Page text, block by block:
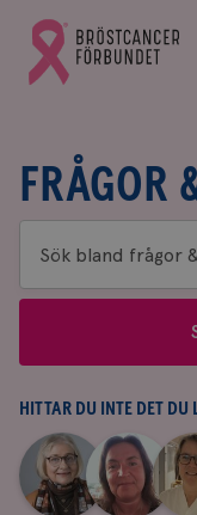
Gå
till
FRÅGOR
Sök
bland
&
svar
HITTAR DU INTE DET DU
Aina
Johnsson
|
Anne
Andersson